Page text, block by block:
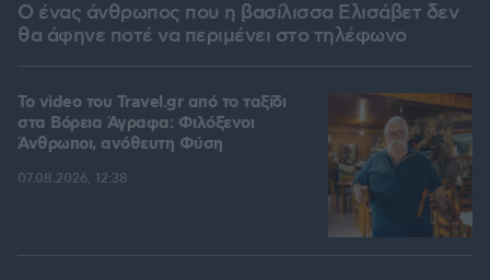
Ο ένας άνθρωπος που η βασίλισσα Ελισάβετ δεν
θα άφηνε ποτέ να περιμένει στο τηλέφωνο
To video του Travel.gr από το ταξίδι
στα Βόρεια Άγραφα: Φιλόξενοι
Άνθρωποι, ανόθευτη Φύση
07.08.2026, 12:38